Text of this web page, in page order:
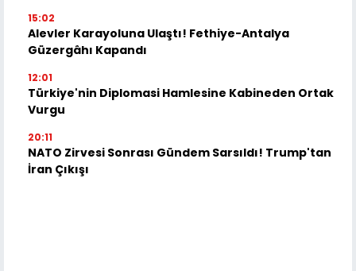
15:02
Alevler Karayoluna Ulaştı! Fethiye-Antalya
Güzergâhı Kapandı
12:01
Türkiye'nin Diplomasi Hamlesine Kabineden Ortak
Vurgu
20:11
NATO Zirvesi Sonrası Gündem Sarsıldı! Trump'tan
İran Çıkışı